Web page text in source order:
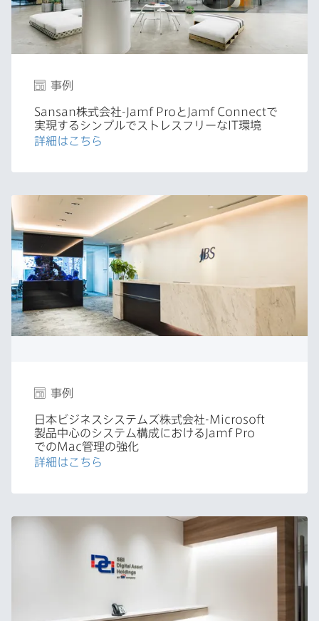
事例
Sansan株式会社-Jamf Proと Jamf Connectで​
実現する​シンプルで​ストレスフリーな IT環境
詳細は​こちら
事例
日本ビジネスシステムズ株式会社-Microsoft
製品中心の​システム構成に​おける Jamf Pro
でのMac管理の​強化
詳細は​こちら